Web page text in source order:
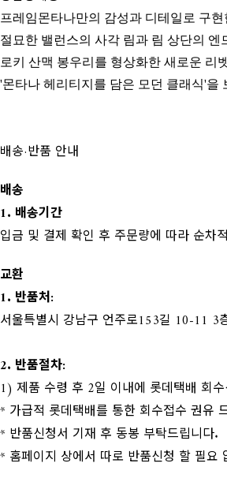
프레임몬타나만의 감성과 디테일로 구
절묘한 밸런스의 사각 림과 림 상단의
로키 산맥 봉우리를 형상화한 새로운 리
'몬타나 헤리티지를 담은 모던 클래식'을
배송·반품 안내
배송
1. 배송기간
입금 및 결제 확인 후 주문량에 따라 순
교환
1. 반품처:
서울특별시 강남구 언주로153길 10-11
2. 반품절차:
​1) 제품 수령 후 2일 이내에 롯데택배 회
* 가급적 롯데택배를 통한 회수접수 권유
* 반품신청서 기재 후 동봉 부탁드립니다.
* 홈페이지 상에서 따로 반품신청 할 필요